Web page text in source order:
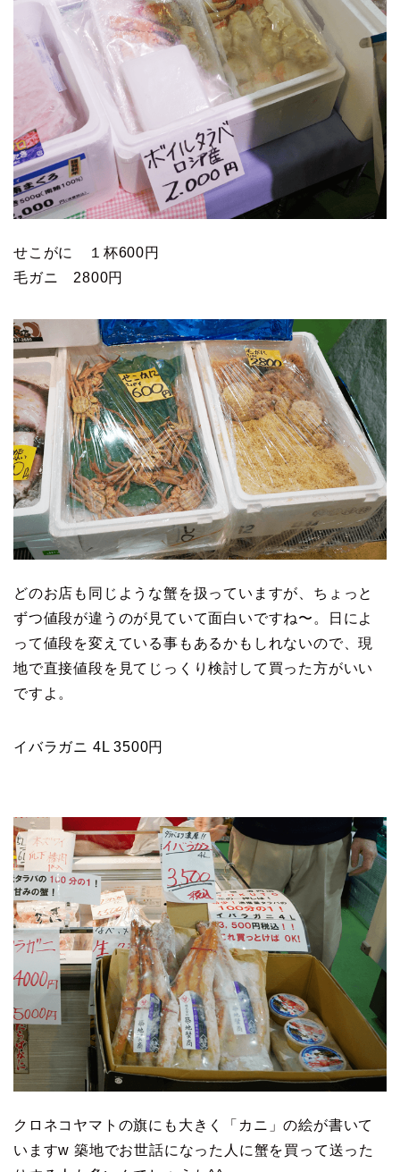
せこがに １杯600円
毛ガニ 2800円
どのお店も同じような蟹を扱っていますが、ちょっと
ずつ値段が違うのが見ていて面白いですね〜。日によ
って値段を変えている事もあるかもしれないので、現
地で直接値段を見てじっくり検討して買った方がいい
ですよ。
イバラガニ 4L 3500円
クロネコヤマトの旗にも大きく「カニ」の絵が書いて
いますw 築地でお世話になった人に蟹を買って送った